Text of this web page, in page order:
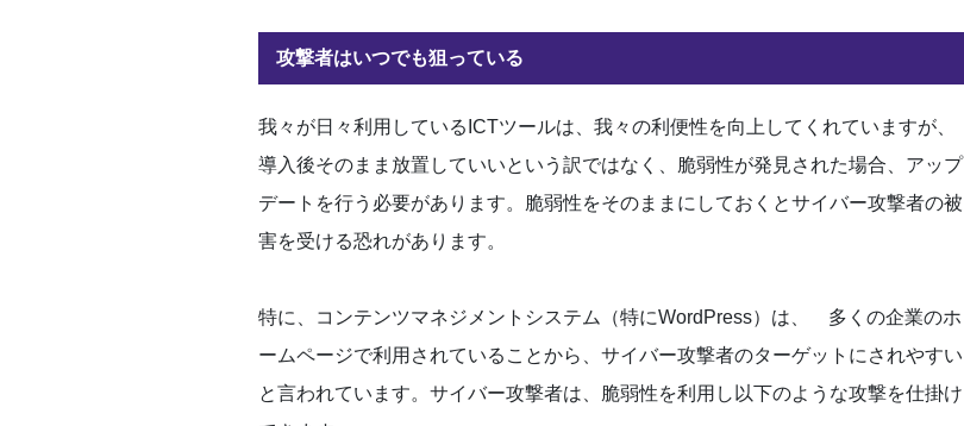
攻撃者はいつでも狙っている
我々が日々利用しているICTツールは、我々の利便性を向上してくれていますが、
導入後そのまま放置していいという訳ではなく、脆弱性が発見された場合、アップ
デートを行う必要があります。脆弱性をそのままにしておくとサイバー攻撃者の被
害を受ける恐れがあります。
特に、コンテンツマネジメントシステム（特にWordPress）は、 多くの企業のホ
ームページで利用されていることから、サイバー攻撃者のターゲットにされやすい
と言われています。サイバー攻撃者は、脆弱性を利用し以下のような攻撃を仕掛け